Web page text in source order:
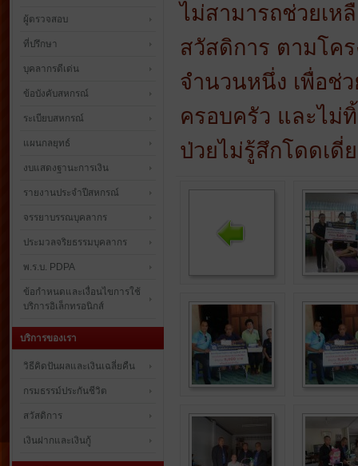
ไม่สามารถช่วยเห
สวัสดิการ ตามโค
จำนวนหนึ่ง เพื่อช่
ครอบครัว และไม่
ป่วยไม่รู้สึกโดดเดี่
ผู้ตรวจสอบ
ที่ปรึกษา
บุคลากรดีเด่น
ข้อบังคับสหกรณ์
ระเบียบสหกรณ์
แผนกลยุทธ์
งบแสดงฐานะการเงิน
รายงานประจำปีสหกรณ์
จรรยาบรรณบุคลากร
ประมวลจริยธรรมบุคลากร
พ.ร.บ. PDPA
ข้อกำหนดและเงื่อนไขการใช้
บริการอิเล็กทรอนิกส์
บริการของเรา
วิธีคิดปันผลและเงินเฉลี่ยคืน
กรมธรรม์ประกันชีวิต
สวัสดิการ
เงินฝากและเงินกู้